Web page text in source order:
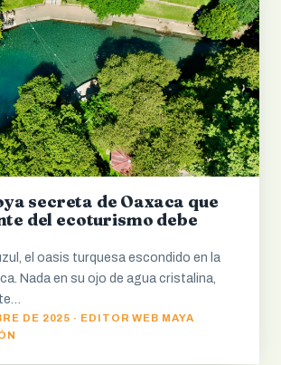
secreta de Oaxaca que
del ecoturismo debe
el oasis turquesa escondido en la
Nada en su ojo de agua cristalina,
DE 2025 · EDITOR WEB MAYA